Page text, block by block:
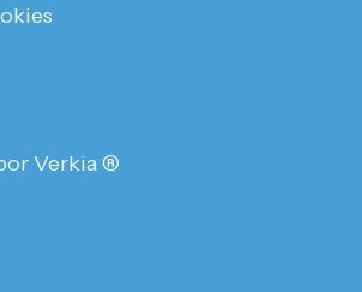
Verkia ®